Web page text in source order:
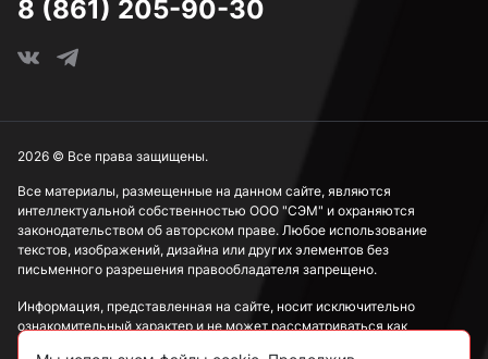
8 (861) 205-90-30
Все материалы, размещенные на данном сайте, являются
интеллектуальной собственностью ООО "СЭМ" и охраняются
законодательством об авторском праве. Любое использование
текстов, изображений, дизайна или других элементов без
письменного разрешения правообладателя запрещено.
Информация, представленная на сайте, носит исключительно
ознакомительный характер и не может рассматриваться как
2026 © Все права защищены.